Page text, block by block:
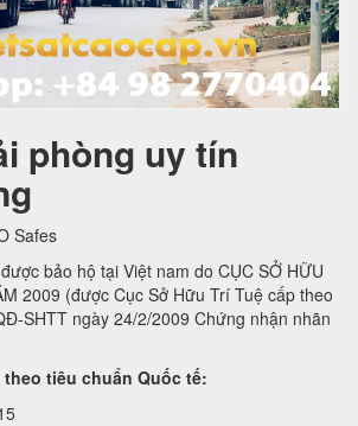
phòng uy tín
Safes
bảo hộ tại Việt nam do CỤC SỞ HỮU
2009 (được Cục Sở Hữu Trí Tuệ cấp theo
SHTT ngày 24/2/2009 Chứng nhận nhãn
tiêu chuẩn Quốc tế: